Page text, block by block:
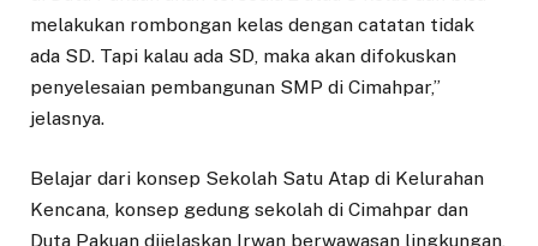
melakukan rombongan kelas dengan catatan tidak
ada SD. Tapi kalau ada SD, maka akan difokuskan
penyelesaian pembangunan SMP di Cimahpar,”
jelasnya.
Belajar dari konsep Sekolah Satu Atap di Kelurahan
Kencana, konsep gedung sekolah di Cimahpar dan
Duta Pakuan dijelaskan Irwan berwawasan lingkungan,